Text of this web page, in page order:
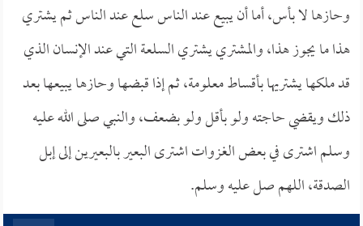
وحازها لا بأس، أما أن يبيع عند الناس سلع عند الناس ثم يشتري
هذا ما يجوز هذا، والمشتري يشتري السلعة التي عند الإنسان الذي
قد ملكها يشتريها بأقساط معلومة، ثم إذا قبضها وحازها يبيعها بعد
ذلك ويقضي حاجته ولو بأقل ولو بضعف، والنبي صلى الله عليه
وسلم اشترى في بعض الغزوات اشترى البعير بالبعيرين إلى إبل
الصدقة، اللهم صل عليه وسلم.